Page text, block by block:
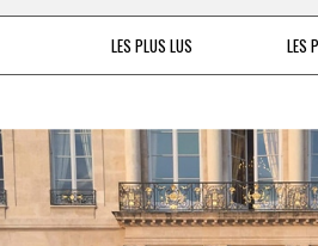
CHEFS
À LA
DESTIN
V…DE
LES PLUS LUS LES